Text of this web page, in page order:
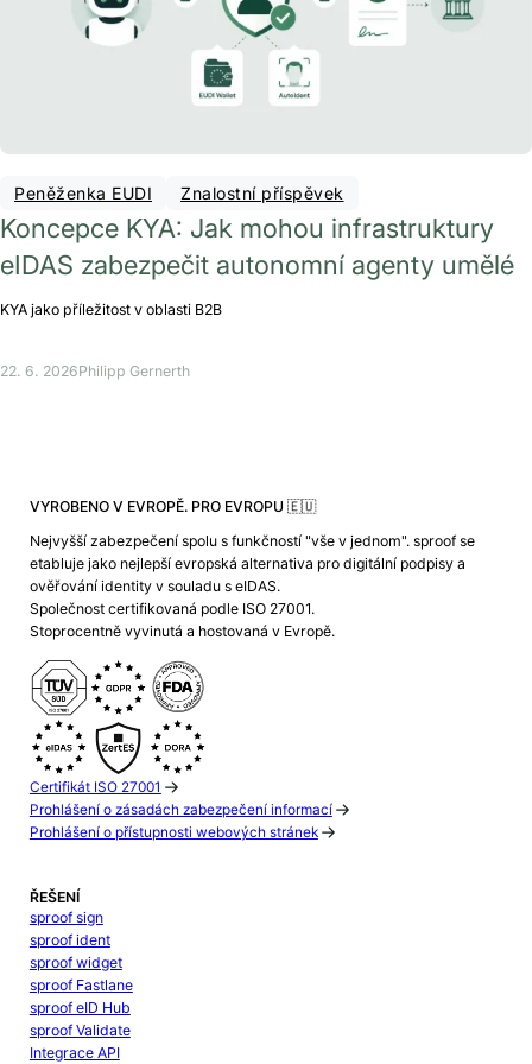
Peněženka EUDI Znalostní příspěvek
Koncepce KYA: Jak mohou infrastruktury
eIDAS zabezpečit autonomní agenty umělé
KYA jako příležitost v oblasti B2B
22. 6. 2026Philipp Gernerth
VYROBENO V EVROPĚ. PRO EVROPU 🇪🇺
Nejvyšší zabezpečení spolu s funkčností "vše v jednom". sproof se
etabluje jako nejlepší evropská alternativa pro digitální podpisy a
ověřování identity v souladu s eIDAS.
Společnost certifikovaná podle ISO 27001.
Stoprocentně vyvinutá a hostovaná v Evropě.
Certifikát ISO 27001
Prohlášení o zásadách zabezpečení informací
Prohlášení o přístupnosti webových stránek
ŘEŠENÍ
sproof sign
sproof ident
sproof widget
sproof Fastlane
sproof eID Hub
sproof Validate
Integrace API